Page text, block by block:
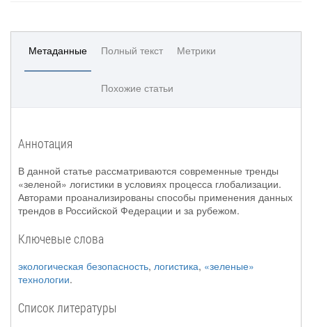
Метаданные Полный текст Метрики
Похожие статьи
Аннотация
В данной статье рассматриваются современные тренды
«зеленой» логистики в условиях процесса глобализации.
Авторами проанализированы способы применения данных
трендов в Российской Федерации и за рубежом.
Ключевые слова
экологическая безопасность, логистика, «зеленые»
технологии.
Список литературы